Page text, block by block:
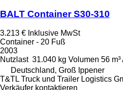
BALT Container S30-310
3.213 € Inklusive MwSt
Container - 20 Fuß
2003
Nutzlast 31.040 kg Volumen 56 m³
Deutschland, Groß Ippener
T&TL Truck und Trailer Logistics
Verkäufer kontaktieren